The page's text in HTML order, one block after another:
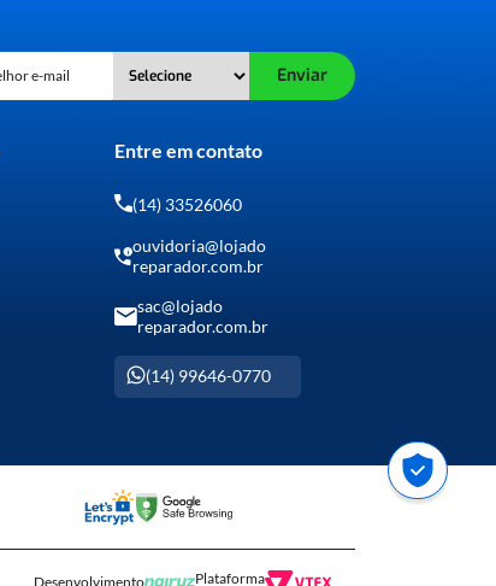
Enviar
Entre em contato
(14) 33526060
ouvidoria@lojado
reparador.com.br
sac@lojado
reparador.com.br
(14) 99646-0770
Desenvolvimento Plataforma